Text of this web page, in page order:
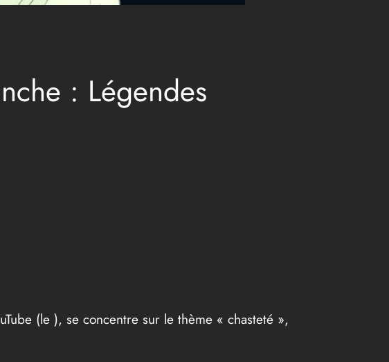
: Légendes
(le ), se concentre sur le thème « chasteté »,